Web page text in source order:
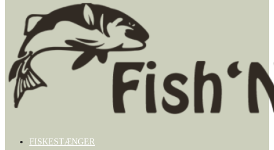
FISKESTÆNGER